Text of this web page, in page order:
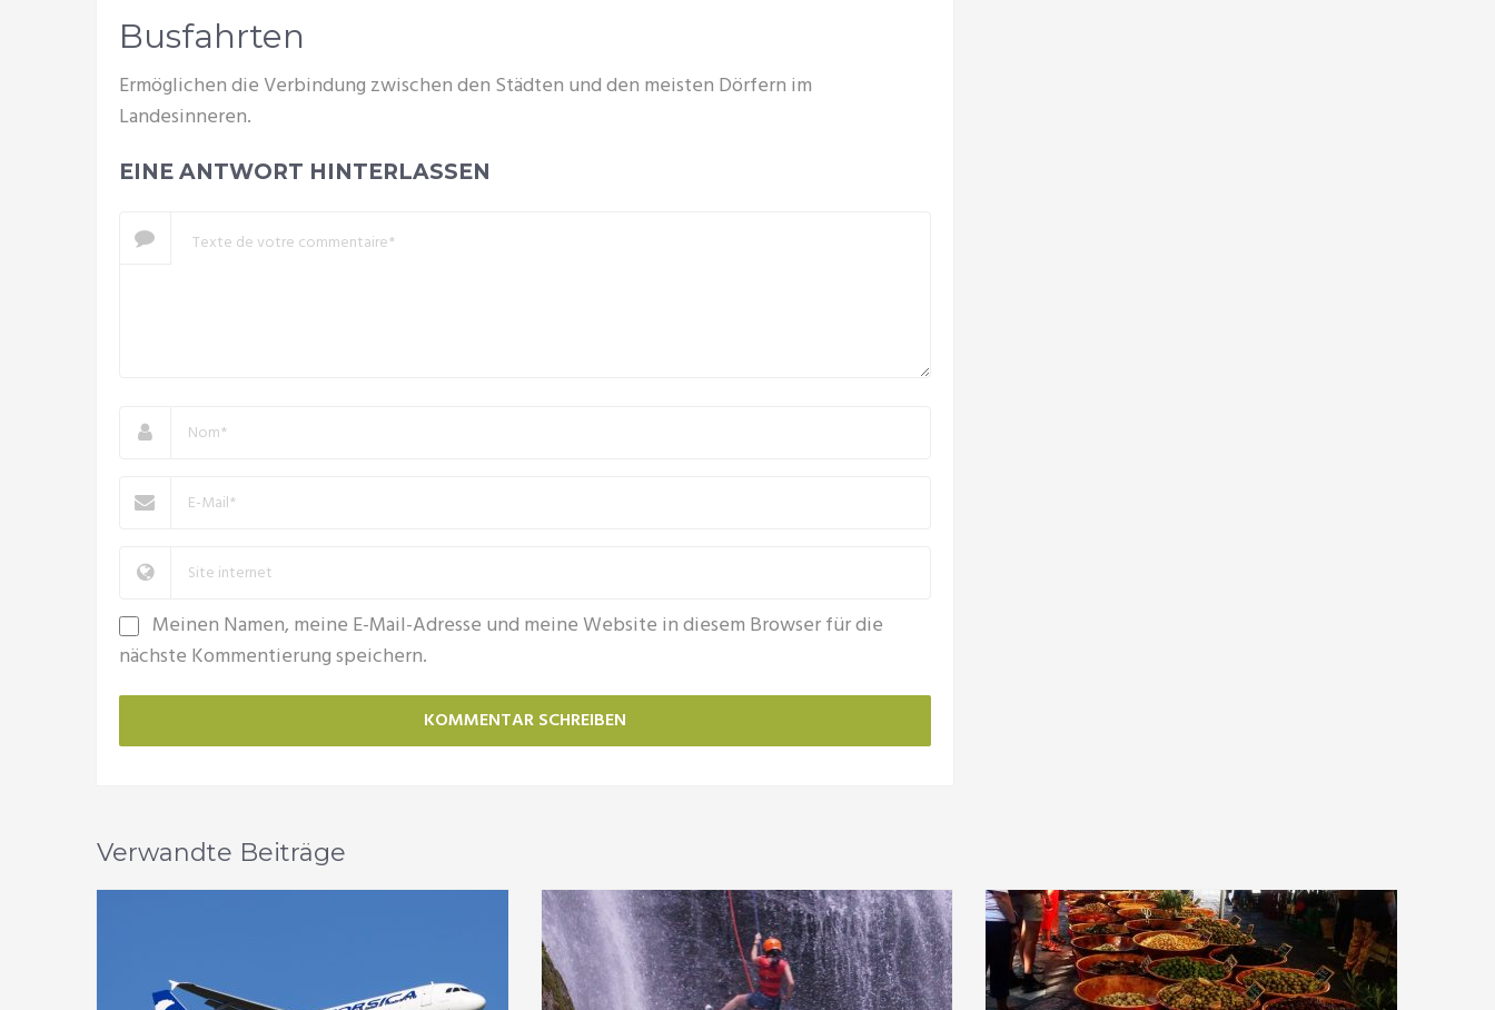
Busfahrten
Ermöglichen die Verbindung zwischen den Städten und den meisten Dörfern im
Landesinneren.
EINE ANTWORT HINTERLASSEN
Meinen Namen, meine E-Mail-Adresse und meine Website in diesem Browser für die
nächste Kommentierung speichern.
Verwandte Beiträge